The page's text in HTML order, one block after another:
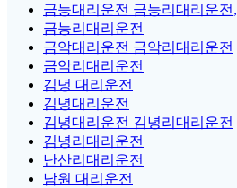
금능대리운전 금능리대리운전,
금능리대리운전
금악대리운전 금악리대리운전
금악리대리운전
김녕 대리운전
김녕대리운전
김녕대리운전 김녕리대리운전
김녕리대리운전
난산리대리운전
남원 대리운전